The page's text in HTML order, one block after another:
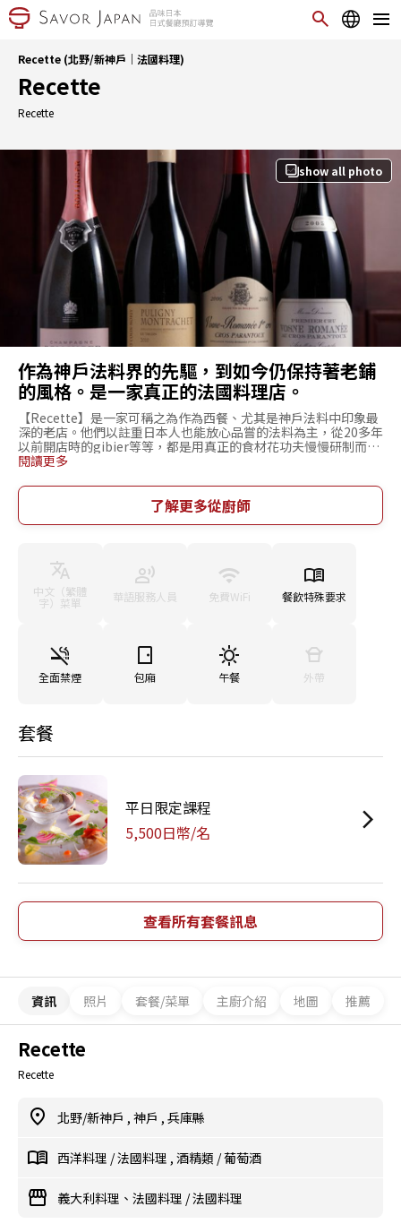
Recette (北野/新神戶｜法國料理)
Recette
Recette
show all photo
作為神戶法料界的先驅，到如今仍保持著老鋪
的風格。是一家真正的法國料理店。
【Recette】是一家可稱之為作為西餐、尤其是神戶法料中印象最
深的老店。他們以註重日本人也能放心品嘗的法料為主，從20多年
以前開店時的gibier等等，都是用真正的食材花功夫慢慢研制而成
的。另外還有花時間做出的fond de veau（仔骨）和fume de
感。使用奢侈的器皿，裝出美麗的冷盤拼盤。還有用鴨子裝飾而成
的醬料招待品。這些料理都不是普通裝盤都是一個一個仔細裝飾而
起，是一家值得您在心情好時來品嘗下的矜持法料店。
閱讀更多
了解更多從廚師
中文（繁體
字）菜單 華語服務人員 免費WiFi 餐飲特殊要求
全面禁煙 包廂 午餐 外帶
套餐
平日限定課程
5,500日幣/名
查看所有套餐訊息
資訊 照片 套餐/菜單 主廚介紹 地圖 推薦
Recette
Recette
北野/新神戶 , 神戶 , 兵庫縣
西洋料理 /法國料理 , 酒精類 /葡萄酒
義大利料理、法國料理 /法國料理